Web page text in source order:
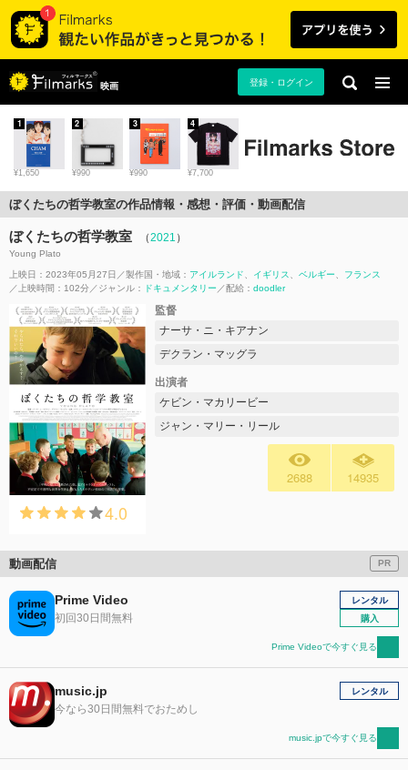
映画 登録・ログイン
¥1,650
1
¥990
2
¥990
3
¥7,700
4
ぼくたちの哲学教室の作品情報・感想・評価・動画配信
ぼくたちの哲学教室 （2021 ）
Young Plato
上映日：2023年05月27日 製作国・地域： アイルランド イギリス ベルギー
フランス
上映時間：102分
ジャンル： ドキュメンタリー 配給： doodler
4.0
監督
ナーサ・ニ・キアナン
デクラン・マッグラ
出演者
ケビン・マカリービー
ジャン・マリー・リール
2688 14935
動画配信 PR
Prime Video
初回30日間無料
レンタル
購入
Prime Videoで今すぐ見る
music.jp
今なら30日間無料でおためし
レンタル
music.jpで今すぐ見る